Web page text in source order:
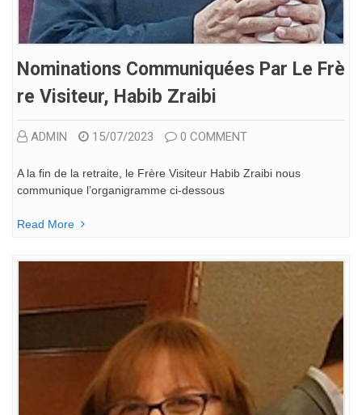
Nominations Communiquées Par Le Frè
Re Visiteur, Habib Zraibi
ADMIN 15/07/2023 0 COMMENT
A la fin de la retraite, le Frère Visiteur Habib Zraibi nous
communique l’organigramme ci-dessous
Read More